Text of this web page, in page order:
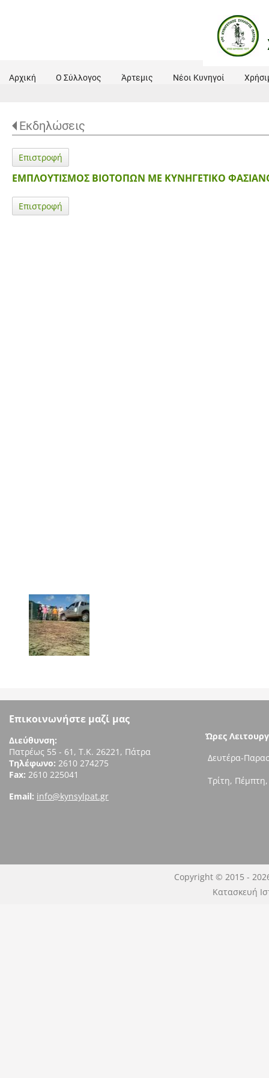
Αρχική Ο Σύλλογος Άρτεμις Νέοι Κυνηγοί
Εκδηλώσεις
Επιστροφή
ΕΜΠΛΟΥΤΙΣΜΟΣ ΒΙΟΤΟΠΩΝ ΜΕ ΚΥΝΗΓΕΤΙΚΟ
Επιστροφή
Επικοινωνήστε μαζί μας
Διεύθυνση:
Πατρέως 55 - 61, Τ.Κ. 26221, Πάτρα
Τηλέφωνο: 2610 274275
Fax: 2610 225041
Email: info@kynsylpat.gr
Ώρες
Δευτέρα-
Τρίτη,
Copyright © 2015 -
Κατασκευή